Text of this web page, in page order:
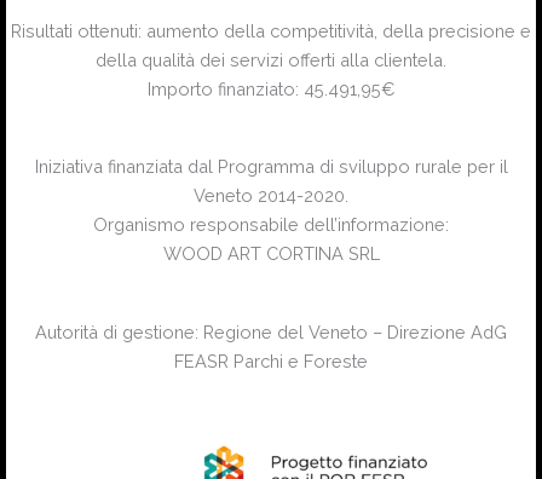
Risultati ottenuti: aumento della competitività, della precisione e
della qualità dei servizi offerti alla clientela.
Importo finanziato: 45.491,95€
Iniziativa finanziata dal Programma di sviluppo rurale per il
Veneto 2014-2020.
Organismo responsabile dell’informazione:
WOOD ART CORTINA SRL
Autorità di gestione: Regione del Veneto – Direzione AdG
FEASR Parchi e Foreste